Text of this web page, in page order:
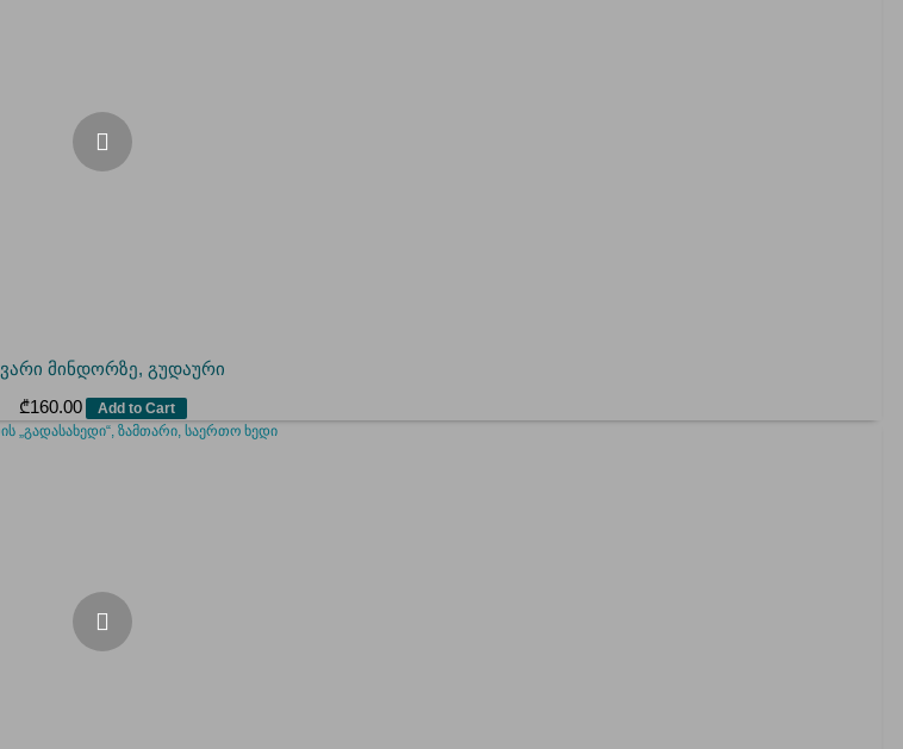
მინდორზე, გუდაური
₾160.00 Add to Cart